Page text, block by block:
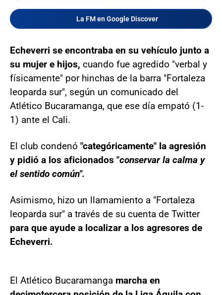
La FM en Google Discover
Echeverri se encontraba en su vehículo junto a
su mujer e hijos, cuando fue agredido "verbal y
físicamente" por hinchas de la barra "Fortaleza
leoparda sur", según un comunicado del
Atlético Bucaramanga, que ese día empató (1-
1) ante el Cali.
El club condenó "categóricamente" la agresión
y pidió a los aficionados "conservar la calma y
el sentido común".
Asimismo, hizo un llamamiento a "Fortaleza
leoparda sur" a través de su cuenta de Twitter
para que ayude a localizar a los agresores de
Echeverri.
El Atlético Bucaramanga marcha en